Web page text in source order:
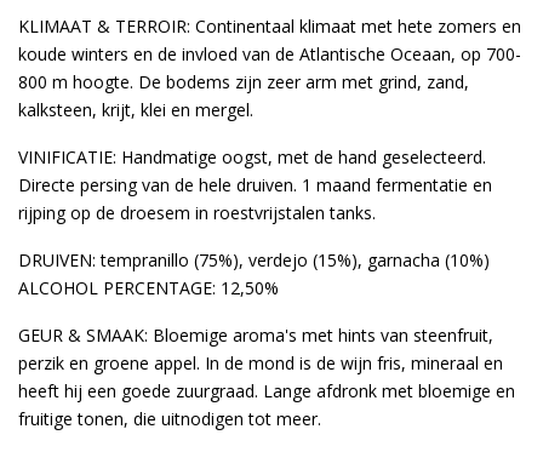
KLIMAAT & TERROIR: Continentaal klimaat met hete zomers en
koude winters en de invloed van de Atlantische Oceaan, op 700-
800 m hoogte. De bodems zijn zeer arm met grind, zand,
kalksteen, krijt, klei en mergel.
VINIFICATIE: Handmatige oogst, met de hand geselecteerd.
Directe persing van de hele druiven. 1 maand fermentatie en
rijping op de droesem in roestvrijstalen tanks.
DRUIVEN: tempranillo (75%), verdejo (15%), garnacha (10%)
ALCOHOL PERCENTAGE: 12,50%
GEUR & SMAAK: Bloemige aroma's met hints van steenfruit,
perzik en groene appel. In de mond is de wijn fris, mineraal en
heeft hij een goede zuurgraad. Lange afdronk met bloemige en
fruitige tonen, die uitnodigen tot meer.